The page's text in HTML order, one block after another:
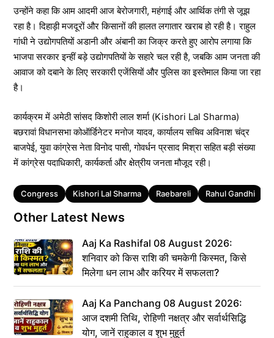
उन्होंने कहा कि आम आदमी आज बेरोजगारी, महंगाई और आर्थिक तंगी से जूझ
रहा है। दिहाड़ी मजदूरों और किसानों की हालत लगातार खराब हो रही है। राहुल
गांधी ने उद्योगपतियों अडानी और अंबानी का जिक्र करते हुए आरोप लगाया कि
भाजपा सरकार इन्हीं बड़े उद्योगपतियों के सहारे चल रही है, जबकि आम जनता की
आवाज को दबाने के लिए सरकारी एजेंसियों और पुलिस का इस्तेमाल किया जा रहा
है।
कार्यक्रम में अमेठी सांसद किशोरी लाल शर्मा (Kishori Lal Sharma)
बछरावां विधानसभा कोऑर्डिनेटर मनोज यादव, कार्यालय सचिव अविनाश चंद्र
बाजपेई, युवा कांग्रेस नेता विनोद पासी, गोवर्धन प्रसाद मिश्रा सहित बड़ी संख्या
में कांग्रेस पदाधिकारी, कार्यकर्ता और क्षेत्रीय जनता मौजूद रही।
Tags
Congress Kishori Lal Sharma Raebareli Rahul Gandhi
Other Latest News
Aaj Ka Rashifal 08 August 2026:
शनिवार को किस राशि की चमकेगी किस्मत, किसे
मिलेगा धन लाभ और करियर में सफलता?
Aaj Ka Panchang 08 August 2026:
आज दशमी तिथि, रोहिणी नक्षत्र और सर्वार्थसिद्धि
योग, जानें राहुकाल व शुभ मुहूर्त